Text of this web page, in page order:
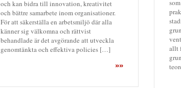
och kan bidra till innovation, kreativitet
och bättre samarbete inom organisationer.
För att säkerställa en arbetsmiljö där alla
känner sig välkomna och rättvist
behandlade är det avgörande att utveckla
genomtänkta och effektiva policies […]
»»
allt